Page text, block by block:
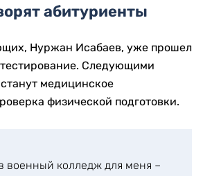
абитуриенты
Нуржан Исабаев, уже прошел
тестирование. Следующими
медицинское
физической подготовки.
военный колледж для меня –